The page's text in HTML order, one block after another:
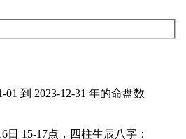
01 到 2023-12-31 年的命盘数
日 15-17点，四柱生辰八字：